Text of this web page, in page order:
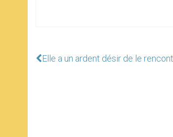
Elle a un ardent désir de le